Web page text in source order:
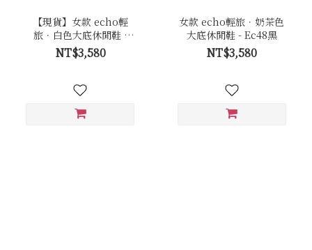
【現貨】女款 echo輕
旅．白色大底休閒鞋 -
Ec48全白
NT$3,580
女款 echo輕旅．奶茶色
大底休閒鞋 - Ec48黑
NT$3,580